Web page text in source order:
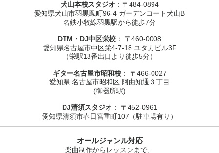
犬山本校スタジオ ：〒484-0894
愛知県犬山市羽黒鳳町96-4 ガーデンコート犬山B
名鉄小牧線羽黒駅から徒歩7分
DTM・DJ中区栄校 ： 〒460-0008
愛知県名古屋市中区栄4-7-18 ユタカビル3F
（栄駅13番出口より徒歩5分）
ギター名古屋市昭和校： 〒466-0027
愛知県 名古屋市昭和区 阿由知通３丁目
(御器所駅)
DJ清須スタジオ ： 〒452-0961
愛知県清須市春日宮重町107（駐車場有り）
オールジャンル対応
楽曲制作からレッスンまで、